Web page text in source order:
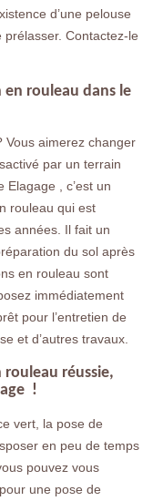
d’une pelouse
Contactez-le
en rouleau dans le
Vous aimerez changer
par un terrain
, c’est un
rouleau qui est
années. Il fait un
du sol après
en rouleau sont
immédiatement
pour l’entretien de
et d’autres travaux.
réussie,
!
vert, la pose de
en peu de temps
pouvez vous
une pose de